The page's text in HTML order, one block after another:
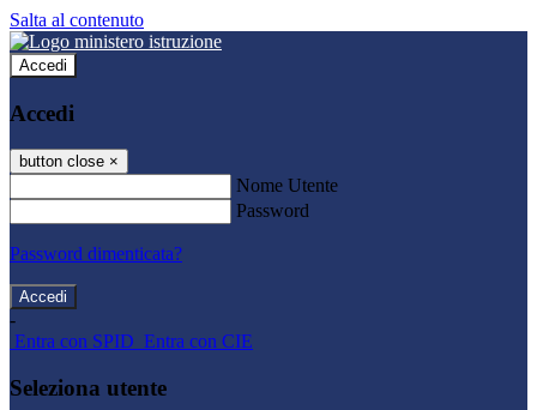
Salta al contenuto
Accedi
Accedi
button close ×
Nome Utente
Password
Password dimenticata?
-
Entra con SPID Entra con CIE
Seleziona utente